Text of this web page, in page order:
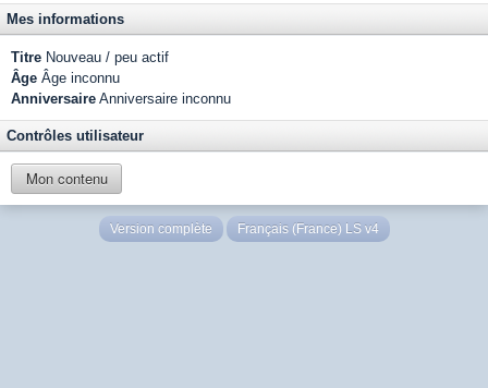
Mes informations
Titre Nouveau / peu actif
Âge Âge inconnu
Anniversaire Anniversaire inconnu
Contrôles utilisateur
Mon contenu
Version complète Français (France) LS v4